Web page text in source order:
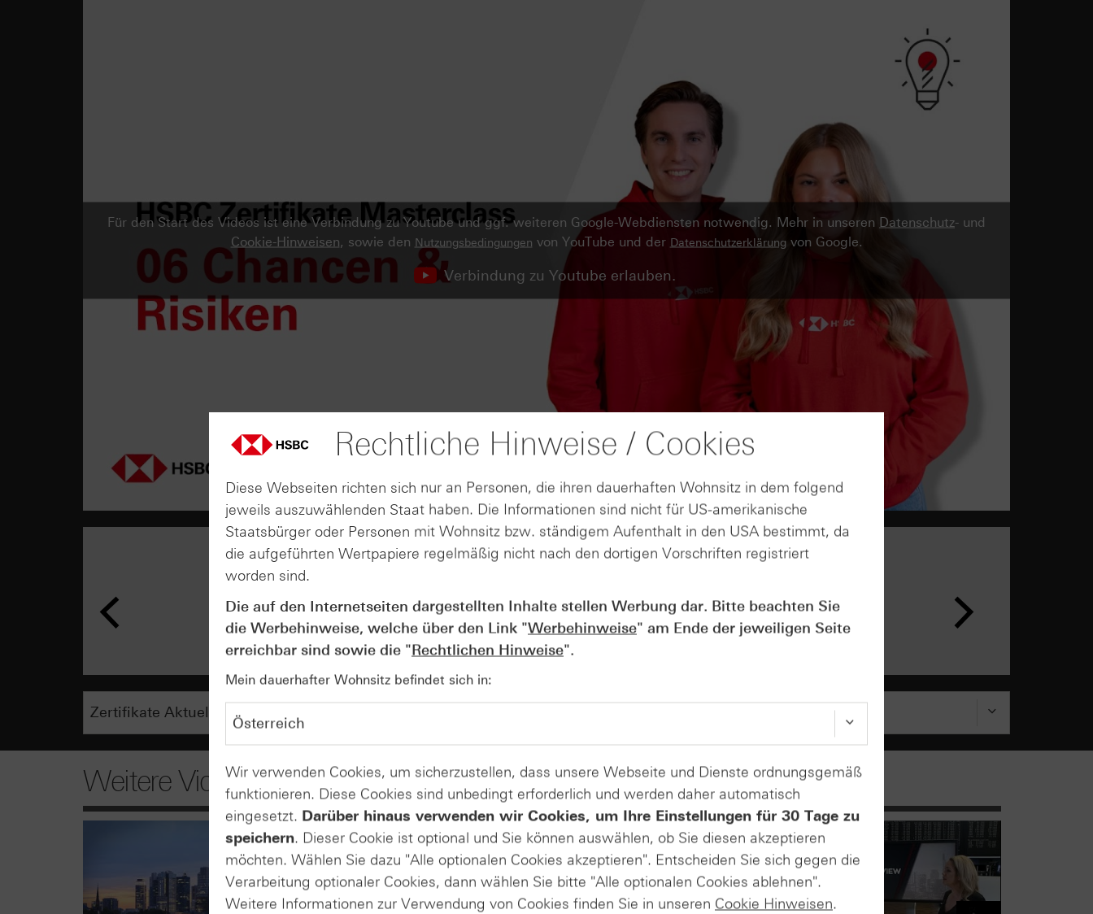
Für den Start des Videos ist eine Verbindung zu Youtube und ggf. weiteren Google-Webdiensten notwendig. Mehr in unseren Datenschutz- und
Cookie-Hinweisen, sowie den Nutzungsbedingungen von YouTube und der Datenschutzerklärungvon Google.
Verbindung zu Youtube erlauben.
04
Kündigungen bei Derivaten - Webinar
vom 04.08.2026
Weitere Videos
Rechtliche Hinweise / Cookies
Diese Webseiten richten sich nur an Personen, die ihren dauerhaften Wohnsitz in dem folgend
jeweils auszuwählenden Staat haben. Die Informationen sind nicht für US-amerikanische
Staatsbürger oder Personen mit Wohnsitz bzw. ständigem Aufenthalt in den USA bestimmt, da
die aufgeführten Wertpapiere regelmäßig nicht nach den dortigen Vorschriften registriert
worden sind.
Die auf den Internetseiten dargestellten Inhalte stellen Werbung dar. Bitte beachten Sie
die Werbehinweise, welche über den Link "Werbehinweise" am Ende der jeweiligen Seite
erreichbar sind sowie die "Rechtlichen Hinweise".
Mein dauerhafter Wohnsitz befindet sich in:
Wir verwenden Cookies, um sicherzustellen, dass unsere Webseite und Dienste ordnungsgemäß
funktionieren. Diese Cookies sind unbedingt erforderlich und werden daher automatisch
eingesetzt. Darüber hinaus verwenden wir Cookies, um Ihre Einstellungen für 30 Tage zu
speichern. Dieser Cookie ist optional und Sie können auswählen, ob Sie diesen akzeptieren
möchten. Wählen Sie dazu "Alle optionalen Cookies akzeptieren". Entscheiden Sie sich gegen die
Verarbeitung optionaler Cookies, dann wählen Sie bitte "Alle optionalen Cookies ablehnen".
Weitere Informationen zur Verwendung von Cookies finden Sie in unseren Cookie Hinweisen.